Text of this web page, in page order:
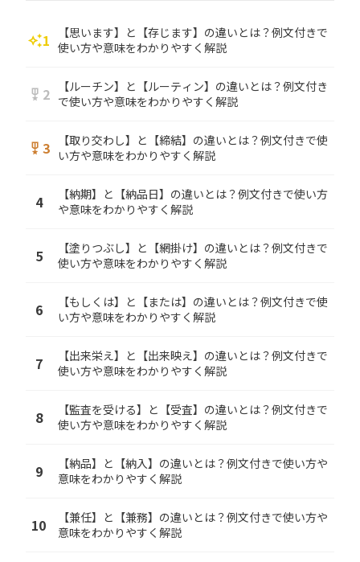
auto_awesome1
【思います】と【存じます】の違いとは？例文付きで
使い方や意味をわかりやすく解説
military_tech 2
【ルーチン】と【ルーティン】の違いとは？例文付き
で使い方や意味をわかりやすく解説
military_tech 3
【取り交わし】と【締結】の違いとは？例文付きで使
い方や意味をわかりやすく解説
4
【納期】と【納品日】の違いとは？例文付きで使い方
や意味をわかりやすく解説
5
【塗りつぶし】と【網掛け】の違いとは？例文付きで
使い方や意味をわかりやすく解説
6
【もしくは】と【または】の違いとは？例文付きで使
い方や意味をわかりやすく解説
7
【出来栄え】と【出来映え】の違いとは？例文付きで
使い方や意味をわかりやすく解説
8
【監査を受ける】と【受査】の違いとは？例文付きで
使い方や意味をわかりやすく解説
9
【納品】と【納入】の違いとは？例文付きで使い方や
意味をわかりやすく解説
10
【兼任】と【兼務】の違いとは？例文付きで使い方や
意味をわかりやすく解説